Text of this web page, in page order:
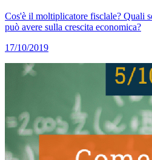
Cos'è il moltiplicatore fisclale? Quali
può avere sulla crescita economica?
17/10/2019